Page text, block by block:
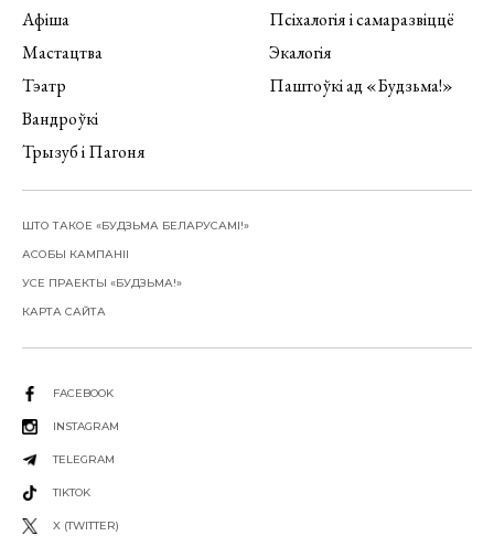
Афіша
Мастацтва
Тэатр
Вандроўкі
Трызуб і Пагоня
Псіхалогія і самаразвіццё
Экалогія
Паштоўкі ад «Будзьма!»
ШТО ТАКОЕ «БУДЗЬМА БЕЛАРУСАМІ!»
АСОБЫ КАМПАНІІ
УСЕ ПРАЕКТЫ «БУДЗЬМА!»
КАРТА САЙТА
FACEBOOK
INSTAGRAM
TELEGRAM
TIKTOK
X (TWITTER)